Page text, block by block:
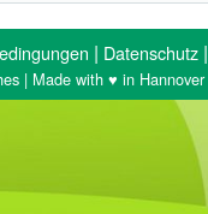
| Datenschutz |
| Made with ♥ in Hannover